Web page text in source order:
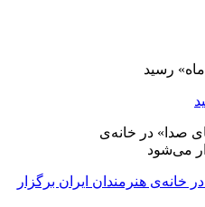
خانه‌ی هنرمندان ایران برگزار